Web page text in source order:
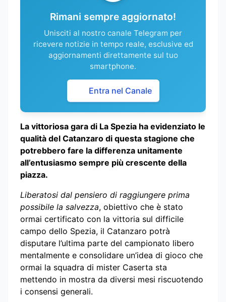
Rimani sempre aggiornato!
Unisciti al nostro canale Telegram per
ricevere notizie in tempo reale, esclusive ed
aggiornamenti direttamente sul tuo
smartphone.
Entra nel Canale
La vittoriosa gara di La Spezia ha evidenziato le
qualità del Catanzaro di questa stagione che
potrebbero fare la differenza unitamente
all’entusiasmo sempre più crescente della
piazza.
Liberatosi dal pensiero di raggiungere prima
possibile la salvezza, obiettivo che è stato
ormai certificato con la vittoria sul difficile
campo dello Spezia, il Catanzaro potrà
disputare l’ultima parte del campionato libero
mentalmente e consolidare un’idea di gioco che
ormai la squadra di mister Caserta sta
mettendo in mostra da diversi mesi riscuotendo
i consensi generali.